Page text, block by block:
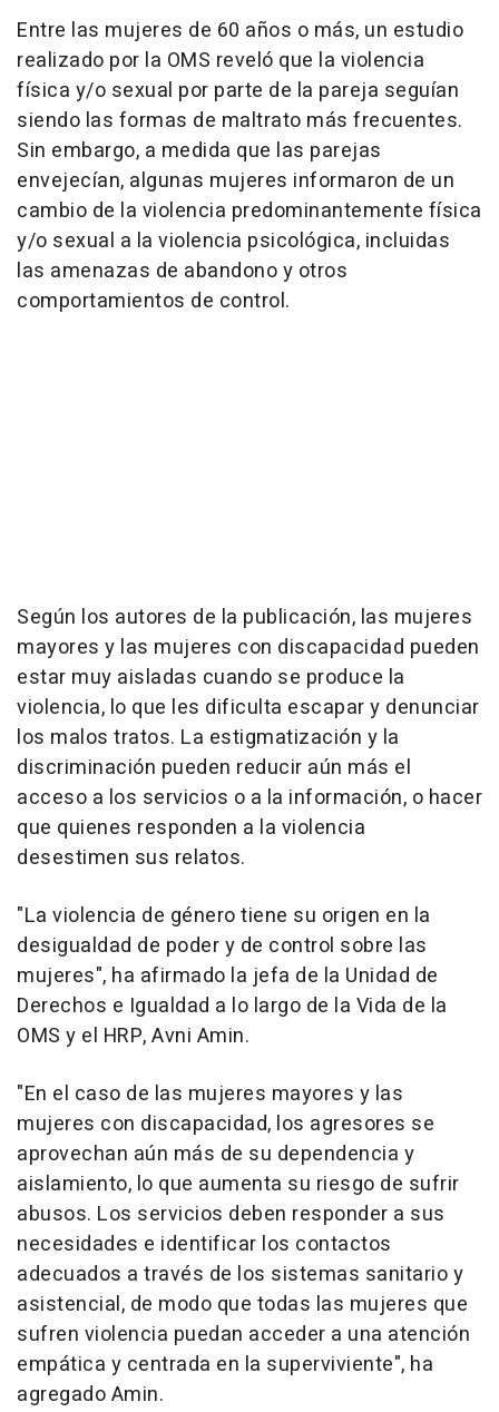
Entre las mujeres de 60 años o más, un estudio
realizado por la OMS reveló que la violencia
física y/o sexual por parte de la pareja seguían
siendo las formas de maltrato más frecuentes.
Sin embargo, a medida que las parejas
envejecían, algunas mujeres informaron de un
cambio de la violencia predominantemente física
y/o sexual a la violencia psicológica, incluidas
las amenazas de abandono y otros
comportamientos de control.
Según los autores de la publicación, las mujeres
mayores y las mujeres con discapacidad pueden
estar muy aisladas cuando se produce la
violencia, lo que les dificulta escapar y denunciar
los malos tratos. La estigmatización y la
discriminación pueden reducir aún más el
acceso a los servicios o a la información, o hacer
que quienes responden a la violencia
desestimen sus relatos.
"La violencia de género tiene su origen en la
desigualdad de poder y de control sobre las
mujeres", ha afirmado la jefa de la Unidad de
Derechos e Igualdad a lo largo de la Vida de la
OMS y el HRP, Avni Amin.
"En el caso de las mujeres mayores y las
mujeres con discapacidad, los agresores se
aprovechan aún más de su dependencia y
aislamiento, lo que aumenta su riesgo de sufrir
abusos. Los servicios deben responder a sus
necesidades e identificar los contactos
adecuados a través de los sistemas sanitario y
asistencial, de modo que todas las mujeres que
sufren violencia puedan acceder a una atención
empática y centrada en la superviviente", ha
agregado Amin.